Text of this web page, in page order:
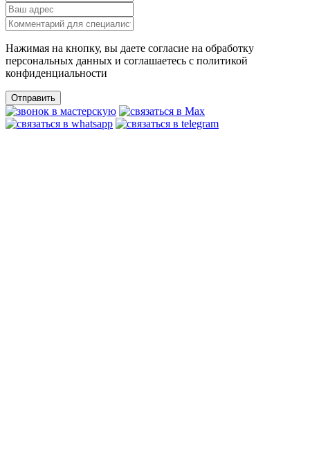
Нажимая на кнопку, вы даете согласие на обработку
персональных данных и соглашаетесь c политикой
конфиденциальности
Отправить